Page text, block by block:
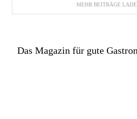
MEHR BEITRÄGE
Das Magazin für gute